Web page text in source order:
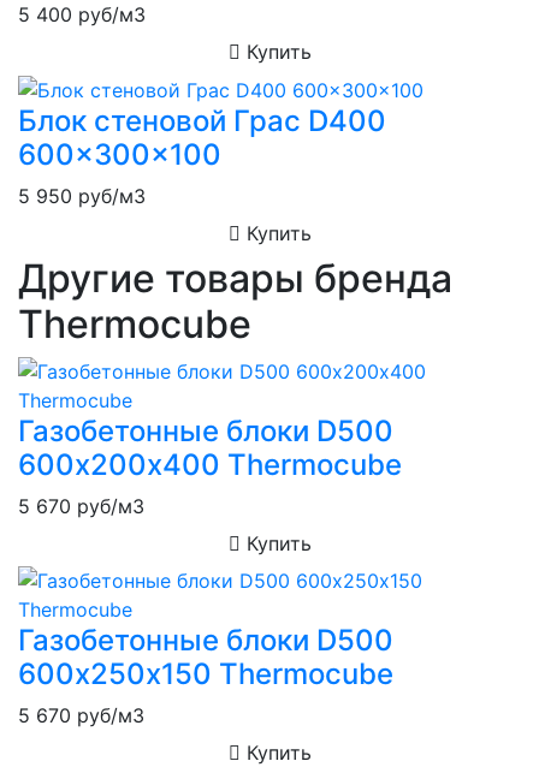
5 400 руб/м3
Купить
Блок стеновой Грас D400
600x300x100
5 950 руб/м3
Купить
Другие товары бренда
Thermocube
Газобетонные блоки D500
600х200х400 Thermocube
5 670 руб/м3
Купить
Газобетонные блоки D500
600х250х150 Thermocube
5 670 руб/м3
Купить